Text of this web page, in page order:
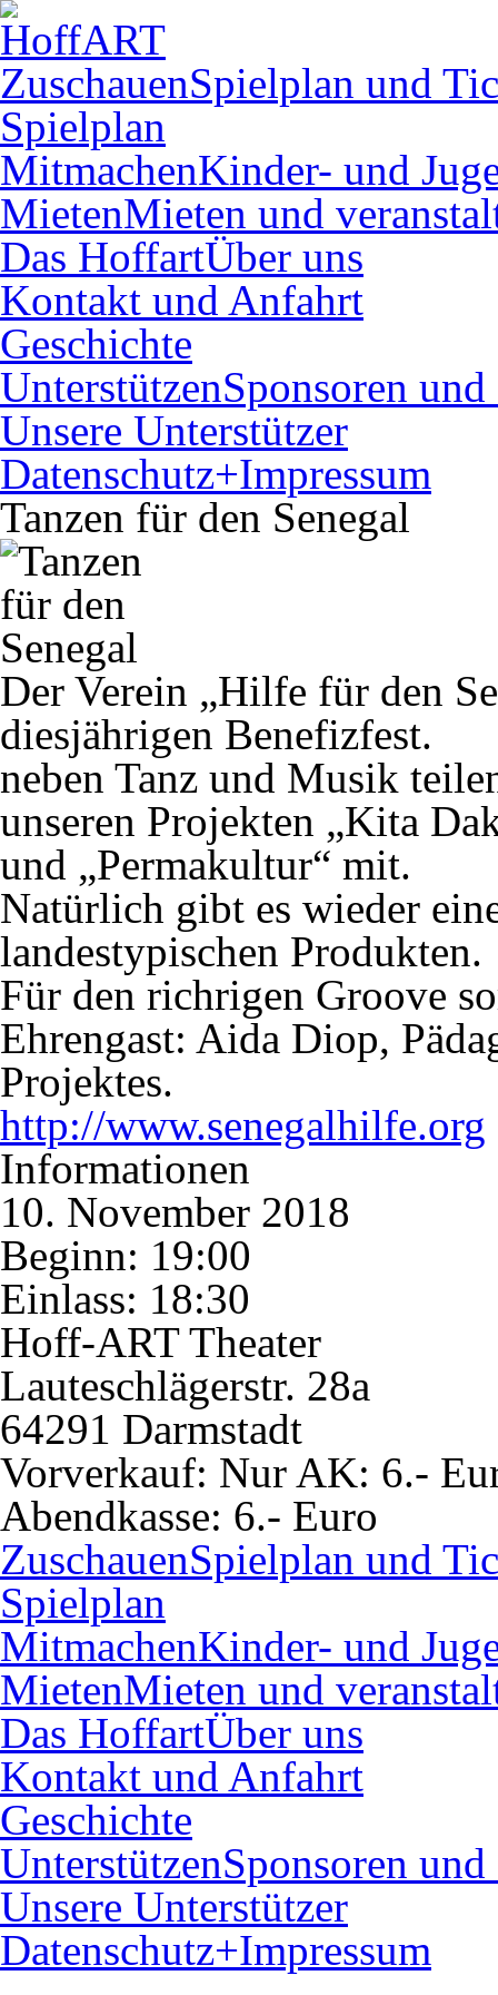
ZuschauenSpielplan und
Spielplan
MitmachenKinder- und
MietenMieten und
Das HoffartÜber uns
Kontakt und Anfahrt
Geschichte
UnterstützenSponsoren
Unsere Unterstützer
Datenschutz+Impressum
Tanzen für den Senegal
Der Verein „Hilfe für den
diesjährigen Benefizfest.
neben Tanz und Musik
unseren Projekten „Kita
und „Permakultur“ mit.
Natürlich gibt es wieder
landestypischen Produkten.
Für den richrigen Groove
Ehrengast: Aida Diop,
Projektes.
http://www.senegalhilfe.org
Informationen
10. November 2018
Beginn: 19:00
Einlass: 18:30
Hoff-ART Theater
Lauteschlägerstr. 28a
64291 Darmstadt
Vorverkauf: Nur AK: 6.-
Abendkasse: 6.- Euro
ZuschauenSpielplan und
Spielplan
MitmachenKinder- und
MietenMieten und
Das HoffartÜber uns
Kontakt und Anfahrt
Geschichte
UnterstützenSponsoren
Unsere Unterstützer
Datenschutz+Impressum